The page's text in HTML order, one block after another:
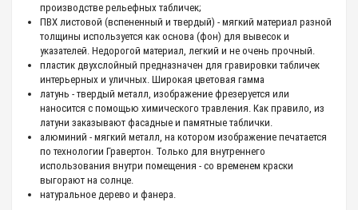
производстве рельефных табличек;
ПВХ листовой (вспененный и твердый) - мягкий материал разной
толщины используется как основа (фон) для вывесок и
указателей. Недорогой материал, легкий и не очень прочный.
пластик двухслойный предназначен для гравировки табличек
интерьерных и уличных. Широкая цветовая гамма
латунь - твердый металл, изображение фрезеруется или
наносится с помощью химического травления. Как правило, из
латуни заказывают фасадные и памятные таблички.
алюминий - мягкий металл, на котором изображение печатается
по технологии Гравертон. Только для внутреннего
использования внутри помещения - со временем краски
выгорают на солнце.
натуральное дерево и фанера.